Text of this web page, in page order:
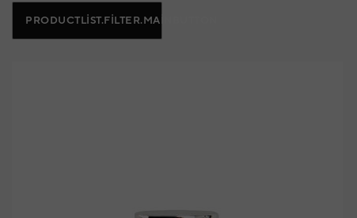
PRODUCTLIST.FILTER.MAINBUTTON